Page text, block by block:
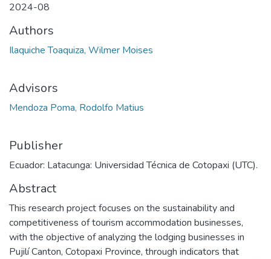
2024-08
Authors
Ilaquiche Toaquiza, Wilmer Moises
Advisors
Mendoza Poma, Rodolfo Matius
Publisher
Ecuador: Latacunga: Universidad Técnica de Cotopaxi (UTC).
Abstract
This research project focuses on the sustainability and
competitiveness of tourism accommodation businesses,
with the objective of analyzing the lodging businesses in
Pujilí Canton, Cotopaxi Province, through indicators that